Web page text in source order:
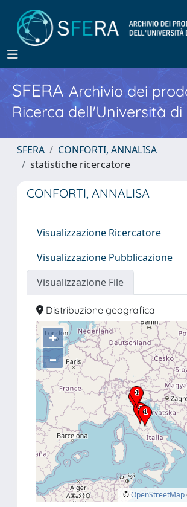
SFERA Archivio dei
Ricerca dell'Università
SFERA
CONFORTI, ANNALISA
statistiche ricercatore
CONFORTI, ANNALISA
Visualizzazione Ricercatore
Visualizzazione Pubblicazione
Visualizzazione File
Distribuzione geografica
+
–
©OpenStreetMap